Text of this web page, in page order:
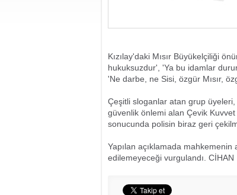
Kızılay'daki Mısır Büyükelçiliği
hukuksuzdur', 'Ya bu idamlar
'Ne darbe, ne Sisi, özgür Mısır,
Çeşitli sloganlar atan grup üyeleri,
güvenlik önlemi alan Çevik
sonucunda polisin biraz geri
Yapılan açıklamada
edilemeyeceği vurgulandı. CİHAN